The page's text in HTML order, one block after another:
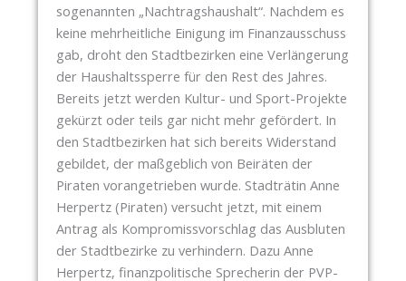
K
B
R
U
N
N
E
N
U
N
D
D
I
O
.
P
sogenannten „Nachtragshaushalt“. Nachdem es
keine mehrheitliche Einigung im Finanzausschuss
gab, droht den Stadtbezirken eine Verlängerung
der Haushaltssperre für den Rest des Jahres.
Bereits jetzt werden Kultur- und Sport-Projekte
gekürzt oder teils gar nicht mehr gefördert. In
den Stadtbezirken hat sich bereits Widerstand
gebildet, der maßgeblich von Beiräten der
Piraten vorangetrieben wurde. Stadträtin Anne
Herpertz (Piraten) versucht jetzt, mit einem
Antrag als Kompromissvorschlag das Ausbluten
der Stadtbezirke zu verhindern. Dazu Anne
Herpertz, finanzpolitische Sprecherin der PVP-